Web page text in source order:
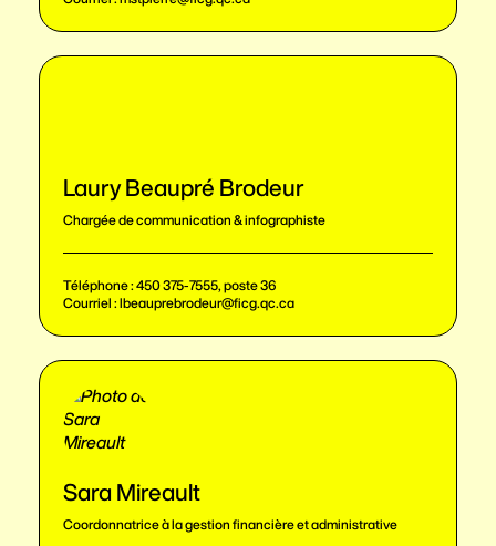
Laury Beaupré Brodeur
Chargée de communication & infographiste
Téléphone : 450 375-7555, poste 36
Courriel : lbeauprebrodeur@ficg.qc.ca
Sara Mireault
Coordonnatrice à la gestion financière et administrative